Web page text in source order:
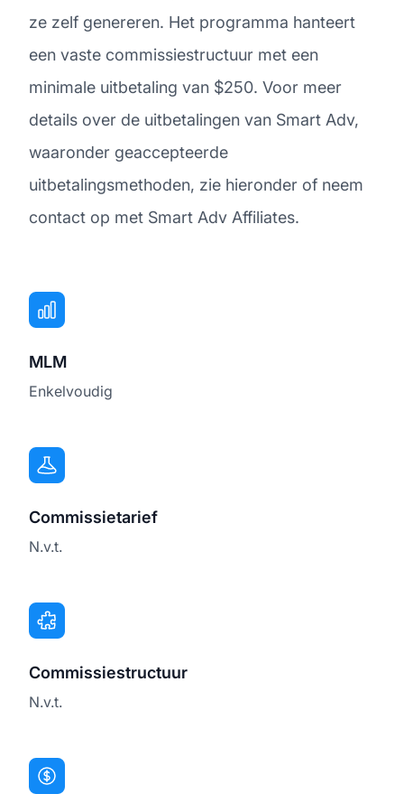
ze zelf genereren. Het programma hanteert
een vaste commissiestructuur met een
minimale uitbetaling van $250. Voor meer
details over de uitbetalingen van Smart Adv,
waaronder geaccepteerde
uitbetalingsmethoden, zie hieronder of neem
contact op met Smart Adv Affiliates.
MLM
Enkelvoudig
Commissietarief
N.v.t.
Commissiestructuur
N.v.t.